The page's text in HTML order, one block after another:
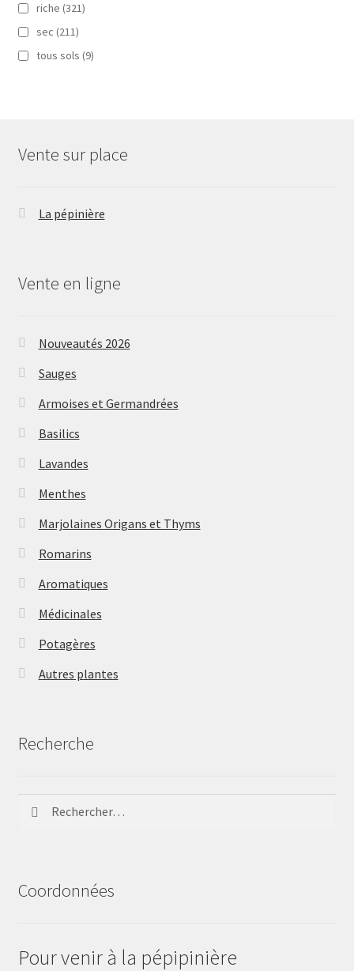
riche (321)
sec (211)
tous sols (9)
Vente sur place
La pépinière
Vente en ligne
Nouveautés 2026
Sauges
Armoises et Germandrées
Basilics
Lavandes
Menthes
Marjolaines Origans et Thyms
Romarins
Aromatiques
Médicinales
Potagères
Autres plantes
Recherche
Coordonnées
Pour venir à la pépipinière